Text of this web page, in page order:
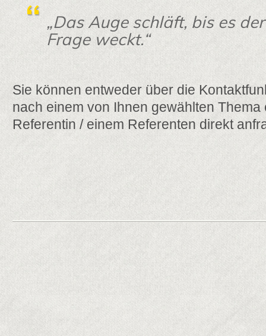
„Das Auge schläft, bis es
Frage weckt.“
Sie können entweder über die
nach einem von Ihnen gewählten Thema
Referentin / einem Referenten direkt